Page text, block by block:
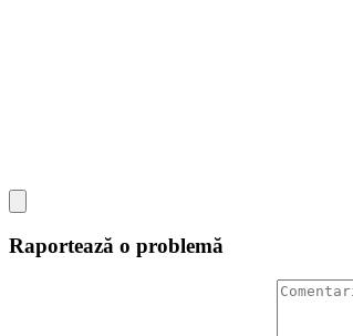
Raportează o problemă